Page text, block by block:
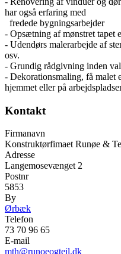
har også erfaring med
fredede bygningsarbejder
- Opsætning af mønstret tapet
- Udendørs malerarbejde af
osv.
- Grundig rådgivning inden
- Dekorationsmaling, få malet
hjemmet eller på
Kontakt
Firmanavn
Konstruktørfimaet Runøe &
Adresse
Langemosevænget 2
Postnr
5853
By
Ørbæk
Telefon
73 70 96 65
E-mail
mth@runoeogteil.dk